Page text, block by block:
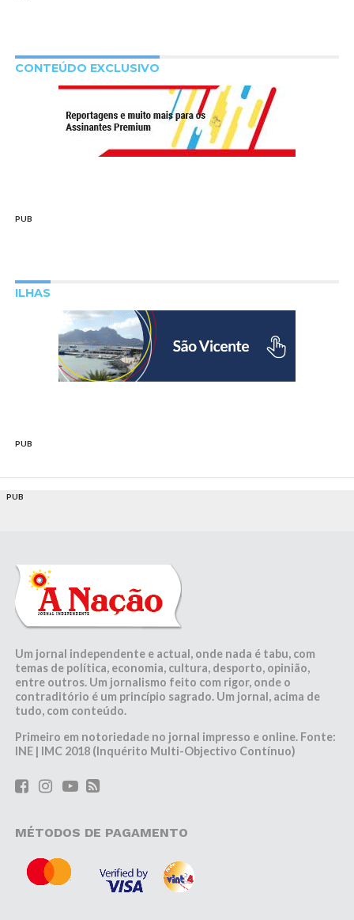
CONTEÚDO EXCLUSIVO
PUB
ILHAS
PUB
PUB
Um jornal independente e actual, onde nada é tabu, com
temas de política, economia, cultura, desporto, opinião,
entre outros. Um jornalismo feito com rigor, onde o
contraditório é um princípio sagrado. Um jornal, acima de
tudo, com conteúdo.
Primeiro em notoriedade no jornal impresso e online. Fonte:
INE | IMC 2018 (Inquérito Multi-Objectivo Contínuo)
MÉTODOS DE PAGAMENTO